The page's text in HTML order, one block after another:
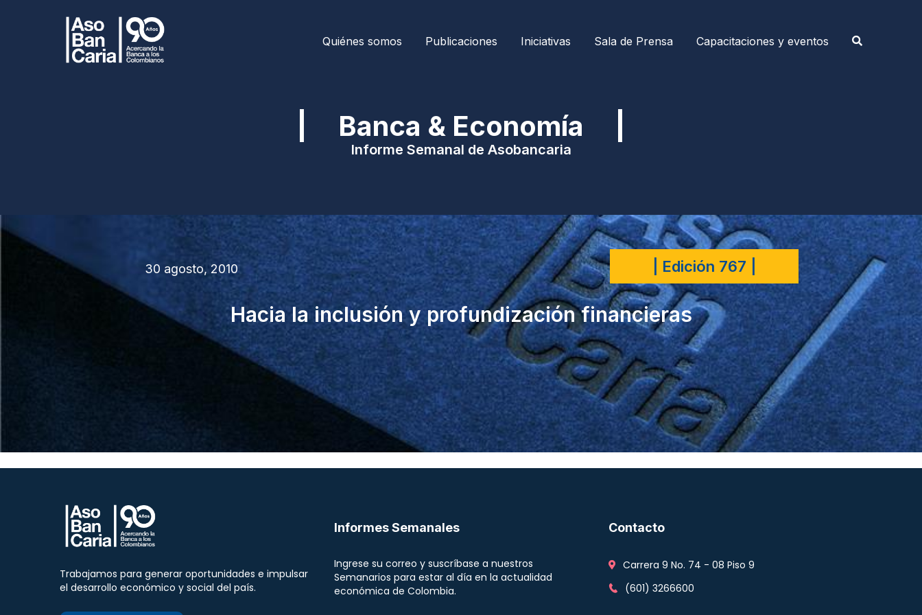
Quiénes somos Publicaciones Iniciativas Sala de Prensa Capacitaciones y eventos
| Banca & Economía |
Informe Semanal de Asobancaria
30 agosto, 2010 | Edición 767 |
Hacia la inclusión y profundización financieras
Trabajamos para generar oportunidades e impulsar
el desarrollo económico y social del país.
Informes Semanales
Ingrese su correo y suscríbase a nuestros
Semanarios para estar al día en la actualidad
económica de Colombia.
Contacto
Carrera 9 No. 74 - 08 Piso 9
(601) 3266600